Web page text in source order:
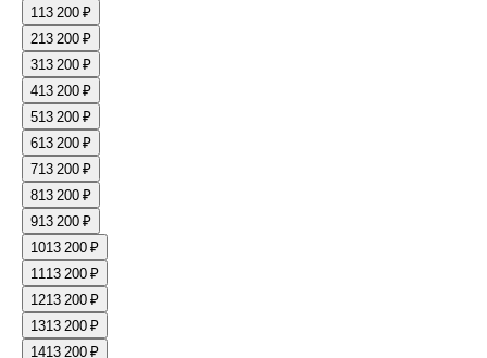
113 200 ₽
213 200 ₽
313 200 ₽
413 200 ₽
513 200 ₽
613 200 ₽
713 200 ₽
813 200 ₽
913 200 ₽
1013 200 ₽
1113 200 ₽
1213 200 ₽
1313 200 ₽
1413 200 ₽